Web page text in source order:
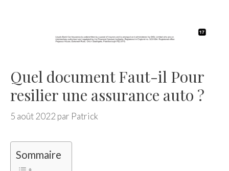
Quel document Faut-il Pour
resilier une assurance auto ?
5 août 2022 par Patrick
Sommaire